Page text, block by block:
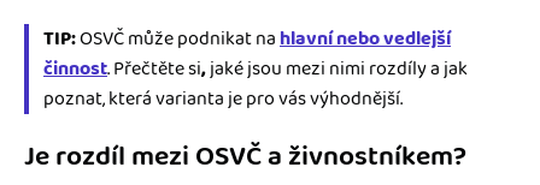
TIP:OSVČ může podnikat nahlavní nebo vedlejší
činnost. Přečtěte si,jaké jsou mezi nimi rozdíly a jak
poznat, která varianta je pro vás výhodnější.
Je rozdíl mezi OSVČ a živnostníkem?